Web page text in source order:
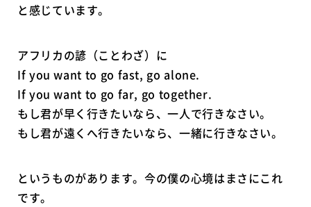
と感じています。
アフリカの諺（ことわざ）に
If you want to go fast, go alone.
If you want to go far, go together.
もし君が早く行きたいなら、一人で行きなさい。
もし君が遠くへ行きたいなら、一緒に行きなさい。
というものがあります。今の僕の心境はまさにこれ
です。